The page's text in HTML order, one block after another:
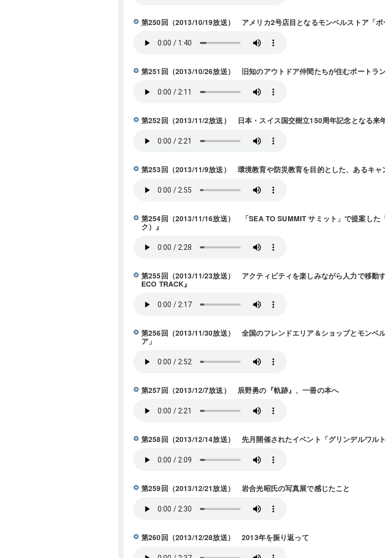
第250回（2013/10/19放送） アメリカ2号店目となるモンベルストア「ポ
第251回（2013/10/26放送） 旧知のアウトドア仲間たちが住むポートラ
第252回（2013/11/2放送） 日本・スイス国交樹立150周年記念となる来
第253回（2013/11/9放送） 環境教育や防災教育を目的とした、あるキャ
第254回（2013/11/16放送） 「SEA TO SUMMIT サミット」で提案した
ク）』
第255回（2013/11/23放送） アクティビティを楽しみながら人力で移
ECO TRACK』
第256回（2013/11/30放送） 全国のフレンドエリア＆ショップとモンベ
ア」
第257回（2013/12/7放送） 辰野勇の『軌跡』、一冊の本へ
第258回（2013/12/14放送） 先月開催されたイベント「グリンデルワルト
第259回（2013/12/21放送） 岩合光昭氏の写真展で感じたこと
第260回（2013/12/28放送） 2013年を振り返って